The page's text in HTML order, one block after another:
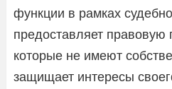
функции в рамках
предоставляет
которые не имеют
защищает интересы